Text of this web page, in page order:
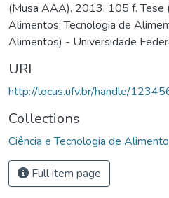
(Musa AAA). 2013. 105 f. Tese
Alimentos; Tecnologia de
Alimentos) - Universidade
URI
http://locus.ufv.br/handle/
Collections
Ciência e Tecnologia de
Full item page